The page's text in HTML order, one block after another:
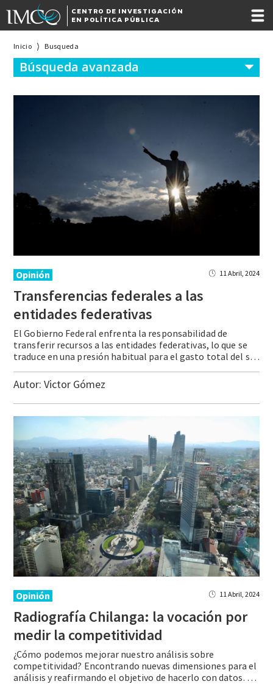
CENTRO DE INVESTIGACIÓN
EN POLÍTICA PÚBLICA
Inicio Busqueda
Búsqueda avanzada
Opinión 11 Abril, 2024
Transferencias federales a las
entidades federativas
El Gobierno Federal enfrenta la responsabilidad de
transferir recursos a las entidades federativas, lo que se
traduce en una presión habitual para el gasto total del sector público. Las transferencias más habituales se reducen a dos tipos: las participaciones y las aportaciones. En el caso de las primeras se refieren a recursos que el gobierno … Continue reading Transferencias federales a las entidades federativas
Autor: Victor Gómez
Opinión 11 Abril, 2024
Radiografía Chilanga: la vocación por
medir la competitividad
¿Cómo podemos mejorar nuestro análisis sobre
competitividad? Encontrando nuevas dimensiones para el
análisis y reafirmando el objetivo de hacerlo con datos. El IMCO publicó en 2006 su primer Índice de Competitividad Estatal (ICE) y un año más tarde la primera edición del Índice de Competitividad Urbana (ICU). El propósito ha sido claro a lo largo … Continue reading Radiografía Chilanga: la vocación por medir la competitividad